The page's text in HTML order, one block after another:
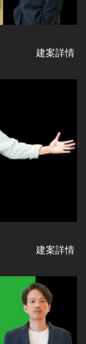
建案詳情
建案詳情